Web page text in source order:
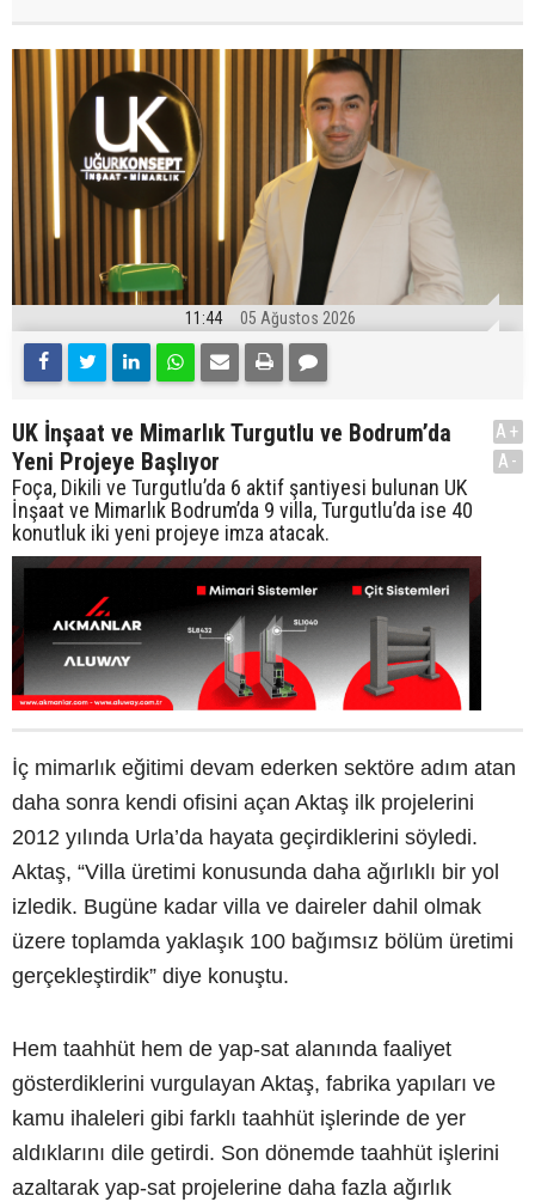
11:44 05 Ağustos 2026
UK İnşaat ve Mimarlık Turgutlu ve Bodrum’da
Yeni Projeye Başlıyor
Foça, Dikili ve Turgutlu’da 6 aktif şantiyesi bulunan UK
İnşaat ve Mimarlık Bodrum’da 9 villa, Turgutlu’da ise 40
konutluk iki yeni projeye imza atacak.
A+
A-
İç mimarlık eğitimi devam ederken sektöre adım atan
daha sonra kendi ofisini açan Aktaş ilk projelerini
2012 yılında Urla’da hayata geçirdiklerini söyledi.
Aktaş, “Villa üretimi konusunda daha ağırlıklı bir yol
izledik. Bugüne kadar villa ve daireler dahil olmak
üzere toplamda yaklaşık 100 bağımsız bölüm üretimi
gerçekleştirdik” diye konuştu.
Hem taahhüt hem de yap-sat alanında faaliyet
gösterdiklerini vurgulayan Aktaş, fabrika yapıları ve
kamu ihaleleri gibi farklı taahhüt işlerinde de yer
aldıklarını dile getirdi. Son dönemde taahhüt işlerini
azaltarak yap-sat projelerine daha fazla ağırlık